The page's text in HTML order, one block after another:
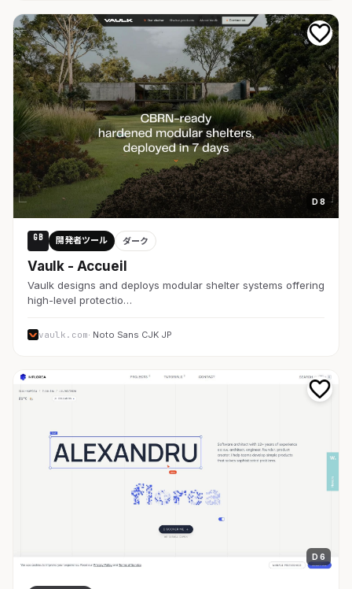
D 8
GB 開発者ツール ダーク
Vaulk - Accueil
Vaulk designs and deploys modular shelter systems offering
high-level protectio…
vaulk.com· Noto Sans CJK JP
D 6